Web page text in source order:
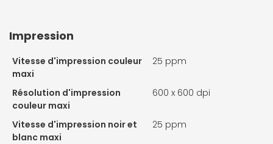
Impression
Vitesse d'impression couleur
maxi
25 ppm
Résolution d'impression
couleur maxi
600 x 600 dpi
Vitesse d'impression noir et
blanc maxi
25 ppm